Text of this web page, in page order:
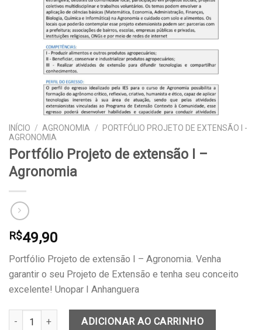
INÍCIO / AGRONOMIA / PORTFÓLIO PROJETO DE EXTENSÃO I -
AGRONOMIA
Portfólio Projeto de extensão I –
Agronomia
R$49,90
Portfólio Projeto de extensão I – Agronomia. Venha
garantir o seu Projeto de Extensão e tenha seu conceito
excelente! Unopar I Anhanguera
Portfólio Projeto de extensão I - Agronomia quantidade
ADICIONAR AO CARRINHO